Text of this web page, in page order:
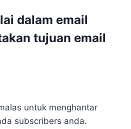
dalam email
tujuan email
untuk menghantar
subscribers anda.